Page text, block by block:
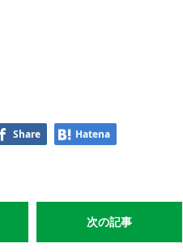
Share Hatena
次の記事